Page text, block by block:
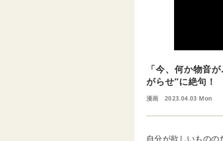
「今、何か物音
がらせ”に絶句！
漫画 2023.04.03 Mon
自分が欲しいもの